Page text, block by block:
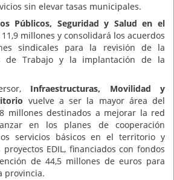
sin elevar tasas municipales.
Públicos, Seguridad y Salud en el
millones y consolidará los acuerdos
sindicales para la revisión de la
de Trabajo y la implantación de la
Infraestructuras, Movilidad y
vuelve a ser la mayor área del
millones destinados a mejorar la red
en los planes de cooperación
servicios básicos en el territorio y
EDIL, financiados con fondos
de 44,5 millones de euros para
provincia.